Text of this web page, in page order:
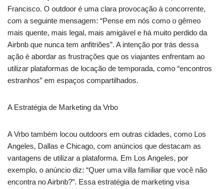
Francisco. O outdoor é uma clara provocação à concorrente,
com a seguinte mensagem: “Pense em nós como o gêmeo
mais quente, mais legal, mais amigável e há muito perdido da
Airbnb que nunca tem anfitriões”. A intenção por trás dessa
ação é abordar as frustrações que os viajantes enfrentam ao
utilizar plataformas de locação de temporada, como “encontros
estranhos” em espaços compartilhados.
A Estratégia de Marketing da Vrbo
A Vrbo também locou outdoors em outras cidades, como Los
Angeles, Dallas e Chicago, com anúncios que destacam as
vantagens de utilizar a plataforma. Em Los Angeles, por
exemplo, o anúncio diz: “Quer uma villa familiar que você não
encontra no Airbnb?”. Essa estratégia de marketing visa